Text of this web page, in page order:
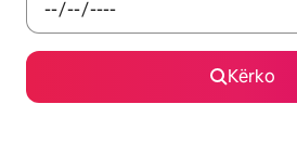
Kërko